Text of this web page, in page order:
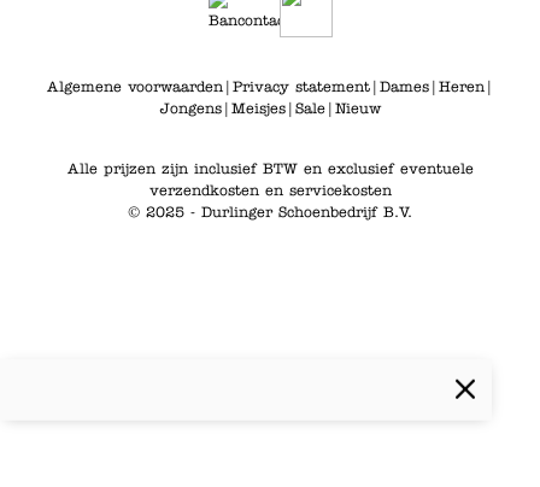
Algemene voorwaarden| Privacy statement| Dames| Heren|
Jongens| Meisjes| Sale| Nieuw
Alle prijzen zijn inclusief BTW en exclusief eventuele
verzendkosten en servicekosten
© 2025 - Durlinger Schoenbedrijf B.V.